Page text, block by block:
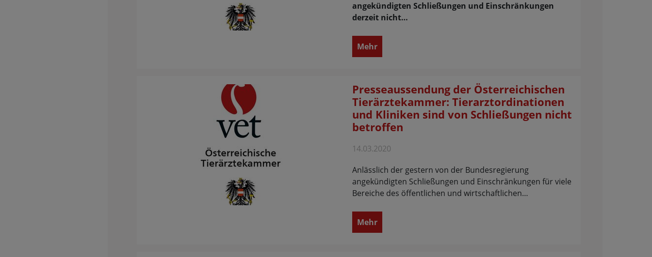
angekündigten Schließungen und Einschränkungen
derzeit nicht…
Mehr
Presseaussendung der Österreichischen
Tierärztekammer: Tierarztordinationen
und Kliniken sind von Schließungen nicht
betroffen
14.03.2020
Anlässlich der gestern von der Bundesregierung
angekündigten Schließungen und Einschränkungen für viele
Bereiche des öffentlichen und wirtschaftlichen…
Mehr